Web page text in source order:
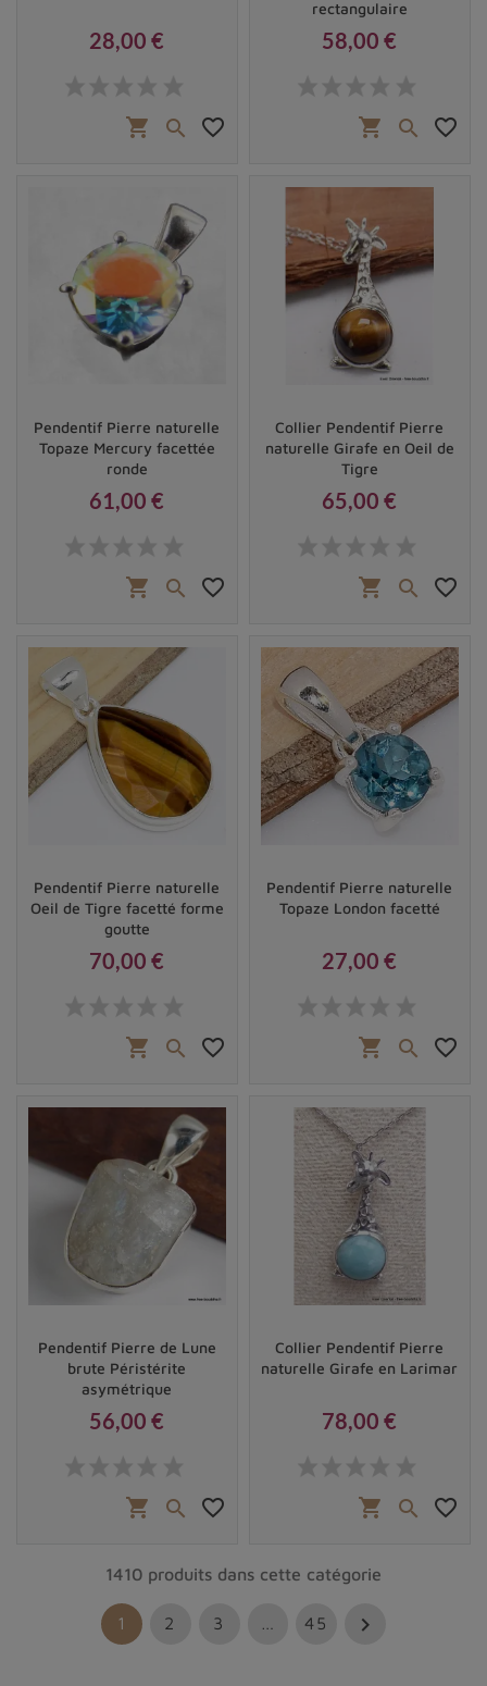
28,00 €
shopping_cart  favorite_border
rectangulaire
58,00 €
shopping_cart  favorite_border
Pendentif Pierre naturelle
Topaze Mercury facettée
ronde
61,00 €
shopping_cart  favorite_border
Collier Pendentif Pierre
naturelle Girafe en Oeil de
Tigre
65,00 €
shopping_cart  favorite_border
Pendentif Pierre naturelle
Oeil de Tigre facetté forme
goutte
70,00 €
shopping_cart  favorite_border
Pendentif Pierre naturelle
Topaze London facetté
27,00 €
shopping_cart  favorite_border
Pendentif Pierre de Lune
brute Péristérite
asymétrique
56,00 €
shopping_cart  favorite_border
Collier Pendentif Pierre
naturelle Girafe en Larimar
78,00 €
shopping_cart  favorite_border
1410 produits dans cette catégorie
1 2 3 45 